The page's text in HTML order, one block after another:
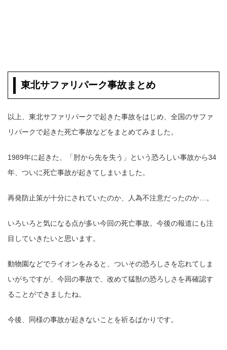
東北サファリパーク事故まとめ
以上、東北サファリパークで起きた事故をはじめ、全国のサファ
リパークで起きた死亡事故などをまとめてみました。
1989年に起きた、「肘から先を失う」という恐ろしい事故から34
年、ついに死亡事故が起きてしまいました。
再発防止策が十分にされていたのか、人為不注意だったのか…。
いろいろと気になる点が多い今回の死亡事故。今後の報道にも注
目していきたいと思います。
動物園などでライオンをみると、ついその恐ろしさを忘れてしま
いがちですが、今回の事故で、改めて猛獣の恐ろしさを再確認す
ることができましたね。
今後、同様の事故が起きないことを祈るばかりです。